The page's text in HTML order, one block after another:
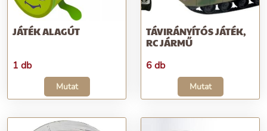
JÁTÉK ALAGÚT
1 db
Mutat
TÁVIRÁNYÍTÓS JÁTÉK,
RC JÁRMŰ
6 db
Mutat